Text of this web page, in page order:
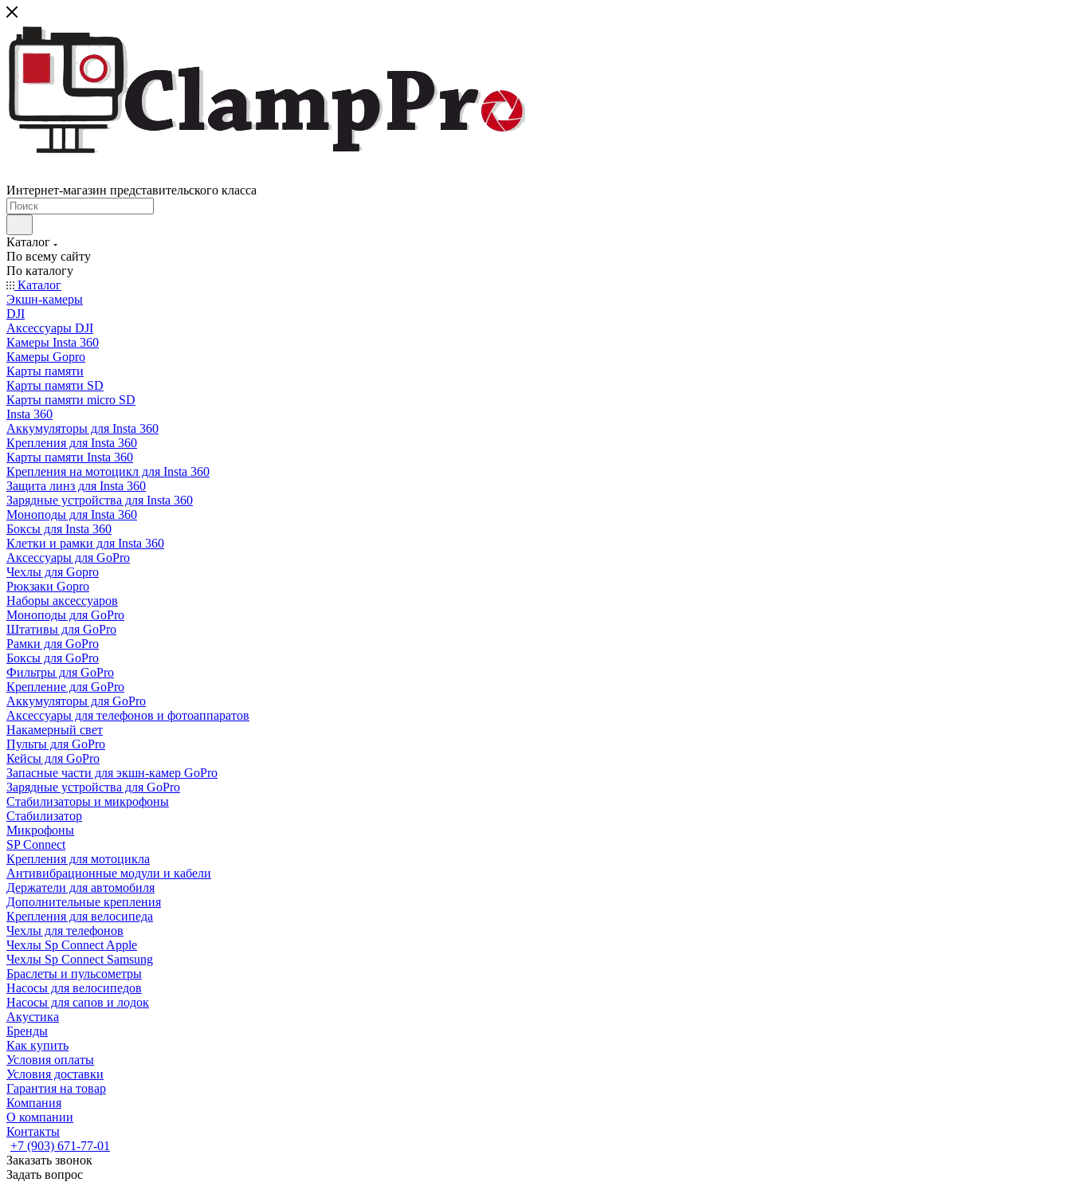
Интернет-магазин представительского класса
Каталог
По всему сайту
По каталогу
Каталог
Экшн-камеры
DJI
Аксессуары DJI
Камеры Insta 360
Камеры Gopro
Карты памяти
Карты памяти SD
Карты памяти micro SD
Insta 360
Аккумуляторы для Insta 360
Крепления для Insta 360
Карты памяти Insta 360
Крепления на мотоцикл для Insta 360
Защита линз для Insta 360
Зарядные устройства для Insta 360
Моноподы для Insta 360
Боксы для Insta 360
Клетки и рамки для Insta 360
Аксессуары для GoPro
Чехлы для Gopro
Рюкзаки Gopro
Наборы аксессуаров
Моноподы для GoPro
Штативы для GoPro
Рамки для GoPro
Боксы для GoPro
Фильтры для GoPro
Крепление для GoPro
Аккумуляторы для GoPro
Аксессуары для телефонов и фотоаппаратов
Накамерный свет
Пульты для GoPro
Кейсы для GoPro
Запасные части для экшн-камер GoPro
Зарядные устройства для GoPro
Стабилизаторы и микрофоны
Стабилизатор
Микрофоны
SP Connect
Крепления для мотоцикла
Антивибрационные модули и кабели
Держатели для автомобиля
Дополнительные крепления
Крепления для велосипеда
Чехлы для телефонов
Чехлы Sp Connect Apple
Чехлы Sp Connect Samsung
Браслеты и пульсометры
Насосы для велосипедов
Насосы для сапов и лодок
Акустика
Бренды
Как купить
Условия оплаты
Условия доставки
Гарантия на товар
Компания
О компании
Контакты
+7 (903) 671-77-01
Заказать звонок
Задать вопрос